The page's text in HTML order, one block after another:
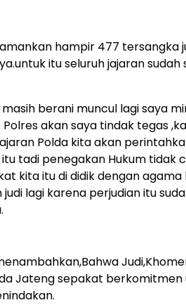
hampir 477 tersangka
itu seluruh jajaran
berani muncul lagi saya
akan saya tindak tegas
Polda kita akan
tadi penegakan Hukum tidak
kita itu di didik dengan
lagi karena perjudian itu
Jateng sepakat